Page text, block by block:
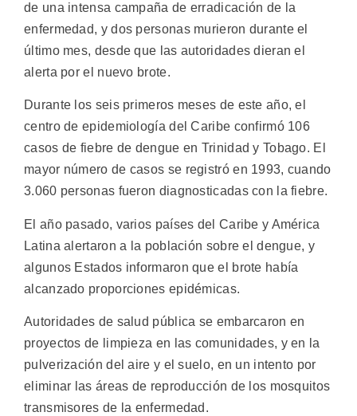
de una intensa campaña de erradicación de la
enfermedad, y dos personas murieron durante el
último mes, desde que las autoridades dieran el
alerta por el nuevo brote.
Durante los seis primeros meses de este año, el
centro de epidemiología del Caribe confirmó 106
casos de fiebre de dengue en Trinidad y Tobago. El
mayor número de casos se registró en 1993, cuando
3.060 personas fueron diagnosticadas con la fiebre.
El año pasado, varios países del Caribe y América
Latina alertaron a la población sobre el dengue, y
algunos Estados informaron que el brote había
alcanzado proporciones epidémicas.
Autoridades de salud pública se embarcaron en
proyectos de limpieza en las comunidades, y en la
pulverización del aire y el suelo, en un intento por
eliminar las áreas de reproducción de los mosquitos
transmisores de la enfermedad.